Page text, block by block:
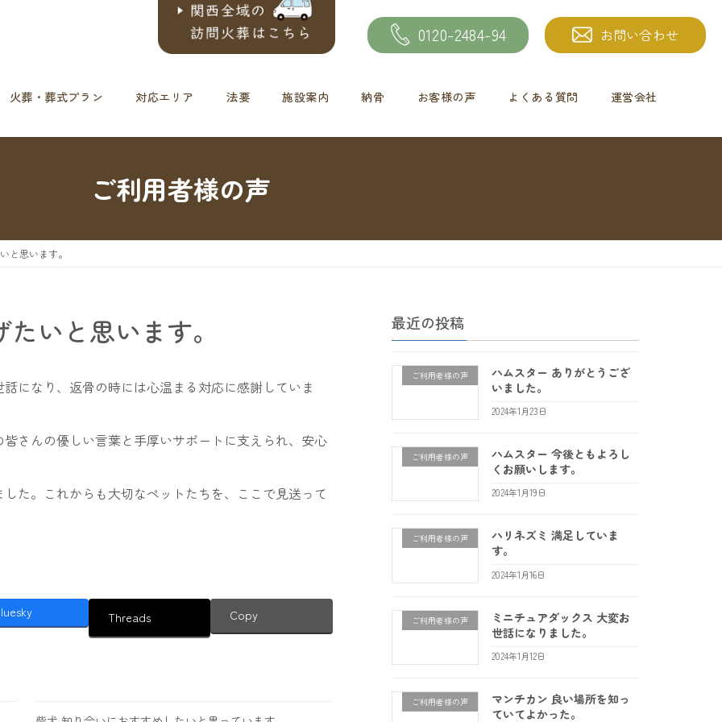
0120-2484-94 お問い合わせ
火葬・葬式プラン 対応エリア 法要 施設案内 納骨 お客様の声 よくある質問 運営会社
ご利用者様の声
と思います。
いと思います。
になり、返骨の時には心温まる対応に感謝していま
さんの優しい言葉と手厚いサポートに支えられ、安心
た。これからも大切なペットたちを、ここで見送って
Threads Copy
最近の投稿
ご利用者様の声
ハムスター ありがとうござ
いました。
2024年1月23日
ご利用者様の声
ハムスター 今後ともよろし
くお願いします。
2024年1月19日
ご利用者様の声
ハリネズミ 満足していま
す。
2024年1月16日
ご利用者様の声
ミニチュアダックス 大変お
世話になりました。
2024年1月12日
ご利用者様の声
マンチカン 良い場所を知っ
ていてよかった。